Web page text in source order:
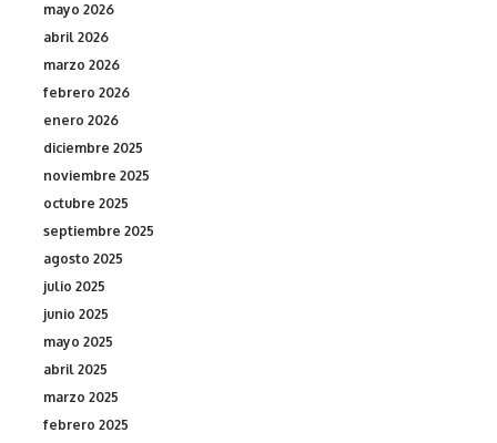
mayo 2026
abril 2026
marzo 2026
febrero 2026
enero 2026
diciembre 2025
noviembre 2025
octubre 2025
septiembre 2025
agosto 2025
julio 2025
junio 2025
mayo 2025
abril 2025
marzo 2025
febrero 2025